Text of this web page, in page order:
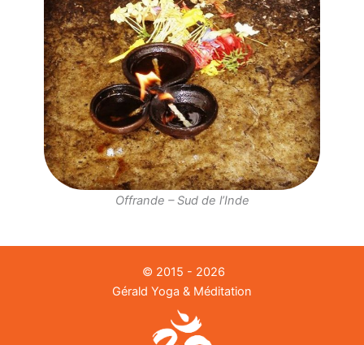
Offrande – Sud de l’Inde
© 2015 - 2026
Gérald Yoga & Méditation